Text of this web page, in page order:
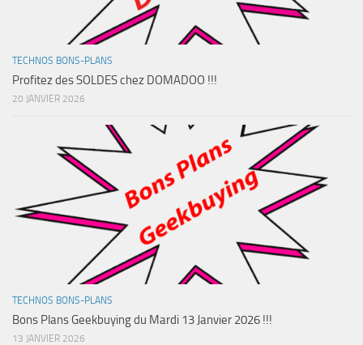
TECHNOS BONS-PLANS
Profitez des SOLDES chez DOMADOO !!!
20 JANVIER 2026
TECHNOS BONS-PLANS
Bons Plans Geekbuying du Mardi 13 Janvier 2026 !!!
13 JANVIER 2026